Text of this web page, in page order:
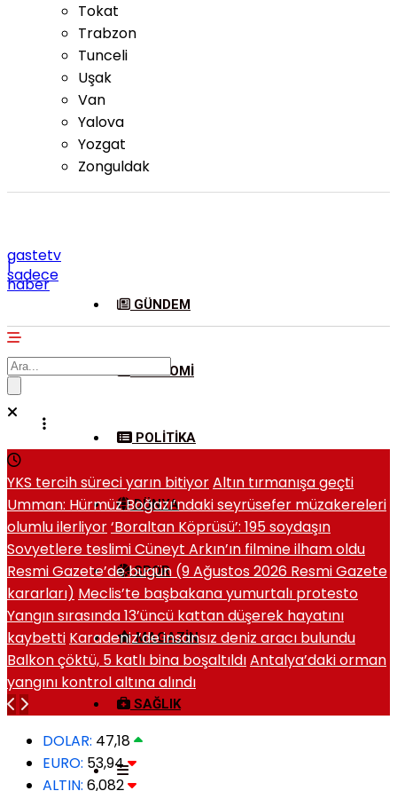
Tokat
Trabzon
Tunceli
Uşak
Van
Yalova
Yozgat
Zonguldak
gastetv
|
sadece
haber
GÜNDEM
EKONOMI
POLITIKA
DÜNYA
SPOR
MAGAZIN
SAĞLIK
YKS tercih süreci yarın bitiyorAltın tırmanışa geçti
Umman: Hürmüz Boğazı’ndaki seyrüsefer müzakereleri
olumlu ilerliyor‘Boraltan Köprüsü’: 195 soydaşın
Sovyetlere teslimi Cüneyt Arkın’ın filmine ilham oldu
Resmi Gazete’de bugün (9 Ağustos 2026 Resmi Gazete
kararları) Meclis’te başbakana yumurtalı protesto
Yangın sırasında 13’üncü kattan düşerek hayatını
kaybetti Karadeniz’de insansız deniz aracı bulundu
Balkon çöktü, 5 katlı bina boşaltıldıAntalya’daki orman
yangını kontrol altına alındı
DOLAR: 47,18
EURO: 53,94
ALTIN: 6,082